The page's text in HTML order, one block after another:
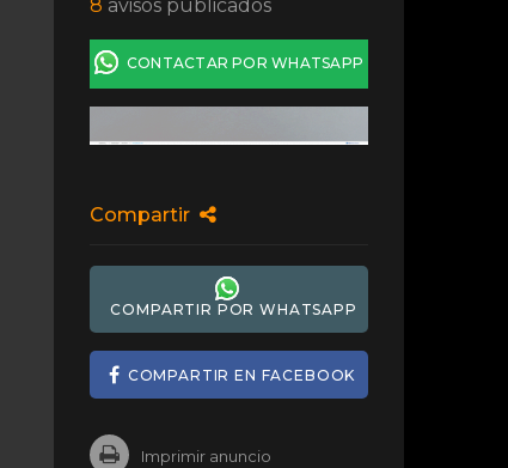
8 avisos publicados
CONTACTAR POR WHATSAPP
Compartir
COMPARTIR POR WHATSAPP
COMPARTIR EN FACEBOOK
Imprimir anuncio